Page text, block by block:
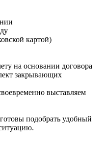
картой)
на основании договора
закрывающих
выставляем
подобрать удобный